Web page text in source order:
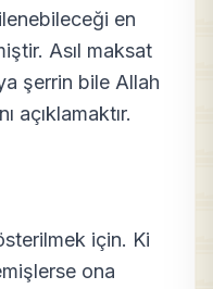
en
Asıl maksat
şerrin bile Allah
açıklamaktır.
için. Ki
ona